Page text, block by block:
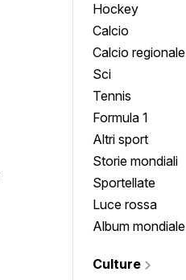
Hockey
Calcio
Calcio regionale
Sci
Tennis
Formula 1
Altri sport
Storie mondiali
Sportellate
Luce rossa
Album mondiale
Culture